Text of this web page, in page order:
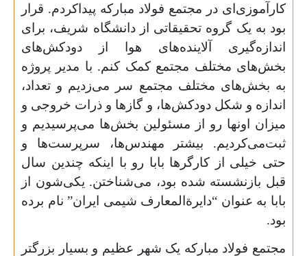
کارآموزی‌ای در مجتمع فولاد مبارکه پیداکردم. قرار
بود به یک گروه تحقیقاتی از دانشگاه شریف، برای
اندازه‌گیری آلاینده‌های هوا از دودکش‌های
بخش‌های مختلف مجتمع کمک کنم. با مدیر پروژه
به بخش‌های مختلف مجتمع سر می‌زدیم و تعداد،
اندازه و شکل دودکش‌ها، و گازها و ذرات خروجی و
میزان اونها رو از مسئولین بخش‌ها می‌پرسیدیم و
ثبت‌می‌کردیم. بیشتر مهندس‌ها، سرپرست‌ها و
حتی خیلی از کارگرها بابا رو با اینکه چندین سال
قبل بازنشسته شده ‌بود، می‌شناختن. یکی‌شون از
بابا به عنوان “دایرةالمعارف شیمی ایران” نام‌ برده
‌بود.
مجتمع فولاد مبارکه یک شهر عظیم و بسیار بزرگتر